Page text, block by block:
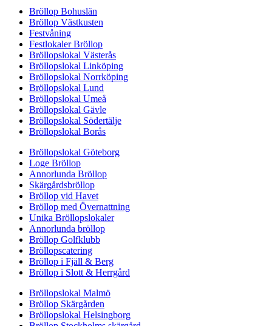
Bröllop Bohuslän
Bröllop Västkusten
Festvåning
Festlokaler Bröllop
Bröllopslokal Västerås
Bröllopslokal Linköping
Bröllopslokal Norrköping
Bröllopslokal Lund
Bröllopslokal Umeå
Bröllopslokal Gävle
Bröllopslokal Södertälje
Bröllopslokal Borås
Bröllopslokal Göteborg
Loge Bröllop
Annorlunda Bröllop
Skärgårdsbröllop
Bröllop vid Havet
Bröllop med Övernattning
Unika Bröllopslokaler
Annorlunda bröllop
Bröllop Golfklubb
Bröllopscatering
Bröllop i Fjäll & Berg
Bröllop i Slott & Herrgård
Bröllopslokal Malmö
Bröllop Skärgården
Bröllopslokal Helsingborg